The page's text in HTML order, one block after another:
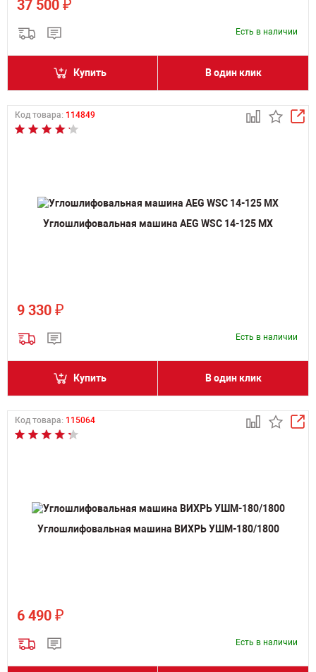
37 500 ₽
Есть в наличии
Купить В один клик
Код товара: 114849
Углошлифовальная машина AEG WSС 14-125 MX
9 330 ₽
Есть в наличии
Купить В один клик
Код товара: 115064
Углошлифовальная машина ВИХРЬ УШМ-180/1800
6 490 ₽
Есть в наличии